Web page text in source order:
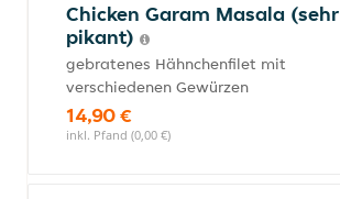
Chicken Garam Masala (sehr
pikant)
gebratenes Hähnchenfilet mit
verschiedenen Gewürzen
14,90 €
inkl. Pfand (0,00 €)